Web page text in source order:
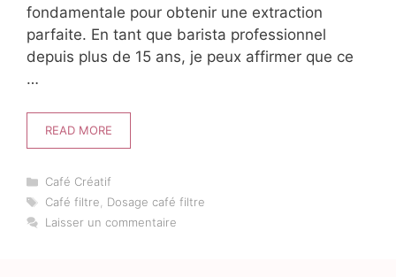
fondamentale pour obtenir une extraction
parfaite. En tant que barista professionnel
depuis plus de 15 ans, je peux affirmer que ce
…
READ MORE
Catégories
Café Créatif
Étiquettes
Café filtre
Dosage café filtre
Laisser un commentaire